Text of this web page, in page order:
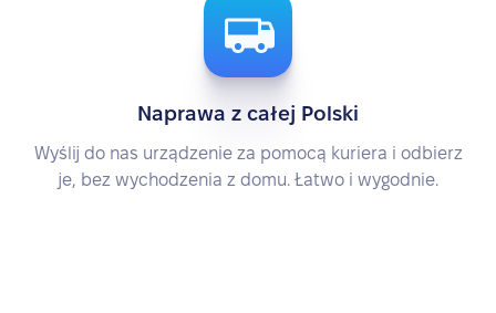
Naprawa z całej Polski
Wyślij do nas urządzenie za pomocą kuriera i odbierz
je, bez wychodzenia z domu. Łatwo i wygodnie.